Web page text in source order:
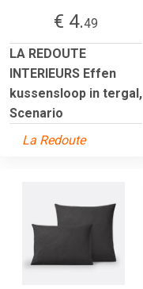
€ 4.49
LA REDOUTE
INTERIEURS Effen
kussensloop in tergal,
Scenario
La Redoute